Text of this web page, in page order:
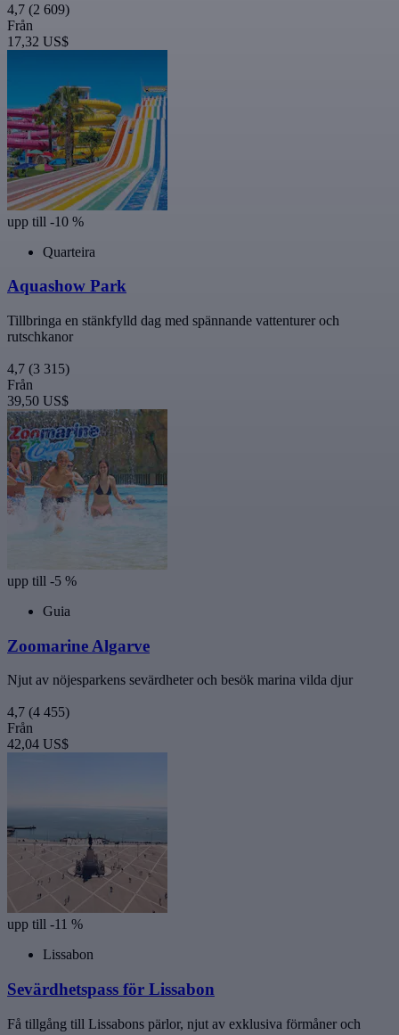
4,7 (2 609)
Från
17,32 US$
upp till -10 %
Quarteira
Aquashow Park
Tillbringa en stänkfylld dag med spännande vattenturer och
rutschkanor
4,7 (3 315)
Från
39,50 US$
upp till -5 %
Guia
Zoomarine Algarve
Njut av nöjesparkens sevärdheter och besök marina vilda djur
4,7 (4 455)
Från
42,04 US$
upp till -11 %
Lissabon
Sevärdhetspass för Lissabon
Få tillgång till Lissabons pärlor, njut av exklusiva förmåner och